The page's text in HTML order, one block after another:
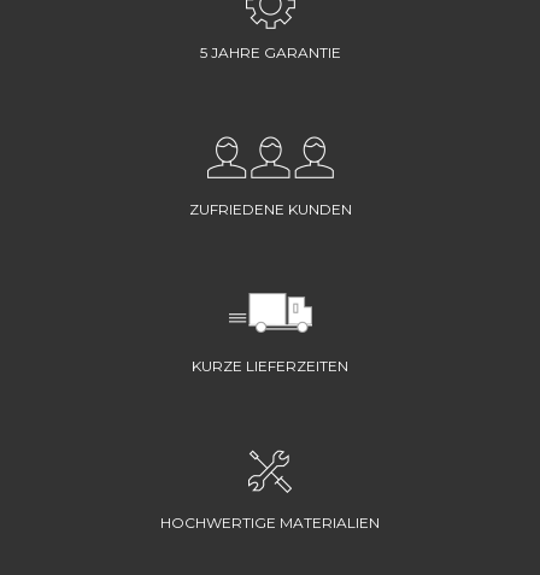
5 JAHRE GARANTIE
ZUFRIEDENE KUNDEN
KURZE LIEFERZEITEN
HOCHWERTIGE MATERIALIEN